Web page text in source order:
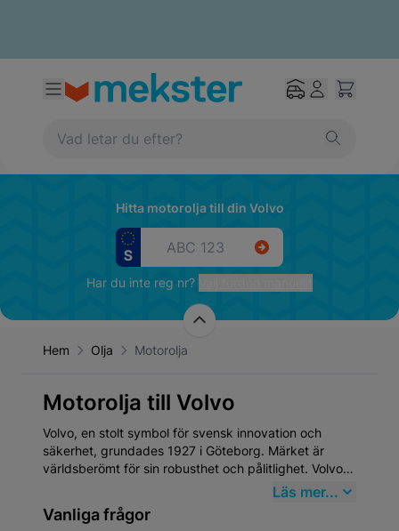
Hitta motorolja till din Volvo
Har du inte reg nr?
Hem Olja Motorolja
Motorolja till Volvo
Volvo, en stolt symbol för svensk innovation och
säkerhet, grundades 1927 i Göteborg. Märket är
världsberömt för sin robusthet och pålitlighet. Volvo
är inte bara en bil; det är en del av den svenska
identiteten. Att välja
eftermarknadsdelar
Läs mer...
Vanliga frågor